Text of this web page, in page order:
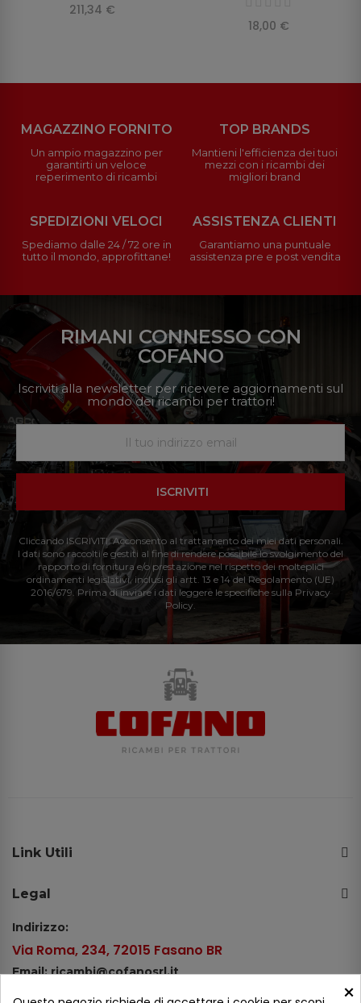
211,34 €
18,00 €
MAGAZZINO FORNITO
Un ampio magazzino per
garantirti un veloce
reperimento di ricambi
TOP BRANDS
Mantieni l'efficienza dei tuoi
mezzi con i ricambi dei
migliori brand
SPEDIZIONI VELOCI
Spediamo dalle 24 / 72 ore in
tutto il mondo, approfittane!
ASSISTENZA CLIENTI
Garantiamo una puntuale
assistenza pre e post vendita
RIMANI CONNESSO CON
COFANO
Iscriviti alla newsletter per ricevere aggiornamenti sul
mondo dei ricambi per trattori!
ISCRIVITI
Cliccando ISCRIVITI: Acconsento al trattamento dei miei dati personali.
I dati sono raccolti e gestiti al fine di rendere possibile lo svolgimento del
rapporto di fornitura e/o prestazione nel rispetto dei molteplici
ordinamenti legislativi, inclusi gli artt. 13 e 14 del Regolamento (UE)
2016/679. Prima di inviare i dati leggere le specifiche sulla Privacy
Policy.
Link Utili
Legal
Indirizzo:
Via Roma, 234, 72015 Fasano BR
Email: ricambi@cofanosrl.it
×